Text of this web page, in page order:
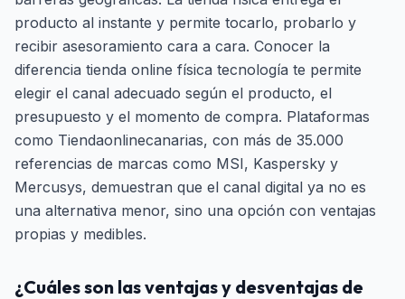
producto al instante y permite tocarlo, probarlo y
recibir asesoramiento cara a cara. Conocer la
diferencia tienda online física tecnología te permite
elegir el canal adecuado según el producto, el
presupuesto y el momento de compra. Plataformas
como Tiendaonlinecanarias, con más de 35.000
referencias de marcas como MSI, Kaspersky y
Mercusys, demuestran que el canal digital ya no es
una alternativa menor, sino una opción con ventajas
propias y medibles.
¿Cuáles son las ventajas y desventajas de